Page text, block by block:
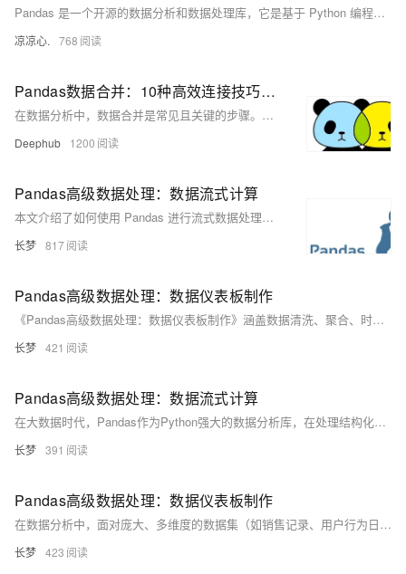
Pandas 是一个开源的数据分析和数据处理库，它是基于 Python 编程语言的。 Pandas 提供了易于使用的数据结构和数据分析工具，特别适用于处理结构化数据，如表格型数据（类似于Excel表格）。 Pandas 是数据科学和分析领域中常用的工具之一，它使得用户能够轻松地从各种数据源中导入数据，并对数据进行高效的操作和分析。 Pandas 主要引入了两种新的数据结构：Series 和 DataFrame。
凉凉心. 768
Pandas数据合并：10种高效连接技巧与常见问题
在数据分析中，数据合并是常见且关键的步骤。本文针对合并来自多个来源的数据集时可能遇到的问题，如列丢失、重复记录等，提供系统解决方案。基于对超1000个复杂数据集的分析经验，总结了10种关键技术，涵盖Pandas库中`merge`和`join`函数的使用方法。内容包括基本合并、左连接、右连接、外连接、基于索引连接、多键合并、数据拼接、交叉连接、后缀管理和合并验证等场景。通过实际案例与技术原理解析，帮助用户高效准确地完成数据整合任务，提升数据分析效率。
Deephub 1200
Pandas高级数据处理：数据流式计算
本文介绍了如何使用 Pandas 进行流式数据处理。流式计算能够实时处理不断流入的数据，适用于金融交易、物联网监控等场景。Pandas 虽然主要用于批处理，但通过分块读取文件、增量更新 DataFrame 和使用生成器等方式，也能实现简单的流式计算。文章还详细讨论了内存溢出、数据类型不一致、数据丢失或重复及性能瓶颈等常见问题的解决方案，并建议在处理大规模数据时使用专门的流式计算框架。
长梦 817
Pandas高级数据处理：数据仪表板制作
《Pandas高级数据处理：数据仪表板制作》涵盖数据清洗、聚合、时间序列处理等技巧，解决常见错误如KeyError和内存溢出。通过多源数据整合、动态数据透视及可视化准备，结合性能优化与最佳实践，助你构建响应快速、数据精准的商业级数据仪表板。适合希望提升数据分析能力的开发者。
长梦 421
Pandas高级数据处理：数据流式计算
在大数据时代，Pandas作为Python强大的数据分析库，在处理结构化数据方面表现出色。然而，面对海量数据时，如何实现高效的流式计算成为关键。本文探讨了Pandas在流式计算中的常见问题与挑战，如内存限制、性能瓶颈和数据一致性，并提供了详细的解决方案，包括使用`chunksize`分批读取、向量化操作及`dask`库等方法，帮助读者更好地应对大规模数据处理需求。
长梦 391
Pandas高级数据处理：数据仪表板制作
在数据分析中，面对庞大、多维度的数据集（如销售记录、用户行为日志），直接查看原始数据难以快速抓住重点。传统展示方式（如Excel表格）缺乏交互性和动态性，影响决策效率。为此，我们利用Python的Pandas库构建数据仪表板，具备数据聚合筛选、可视化图表生成和性能优化功能，帮助业务人员直观分析不同品类商品销量分布、省份销售额排名及日均订单量变化趋势，提升数据洞察力与决策效率。
长梦 423